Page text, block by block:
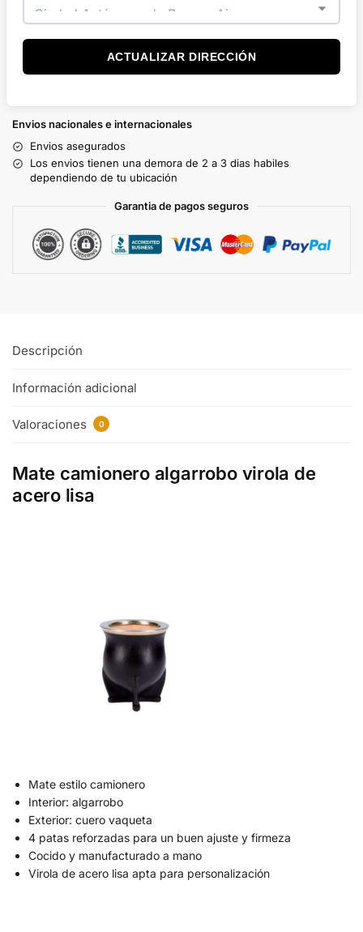
ACTUALIZAR DIRECCIÓN
Envios nacionales e internacionales
Envios asegurados
Los envios tienen una demora de 2 a 3 dias habiles
dependiendo de tu ubicación
Garantia de pagos seguros
Descripción
Información adicional
Valoraciones 0
Mate camionero algarrobo virola de
acero lisa
Mate estilo camionero
Interior: algarrobo
Exterior: cuero vaqueta
4 patas reforzadas para un buen ajuste y firmeza
Cocido y manufacturado a mano
Virola de acero lisa apta para personalización